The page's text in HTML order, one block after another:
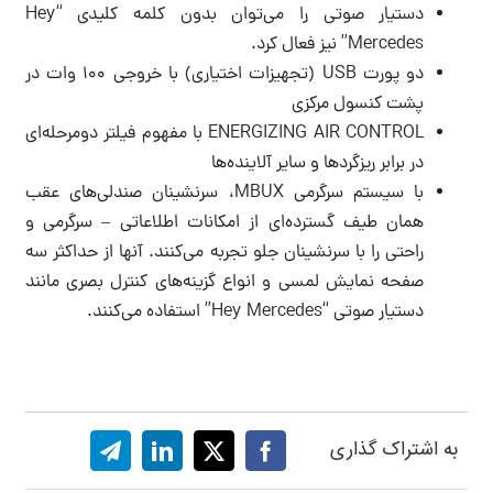
دستیار صوتی را می‌توان بدون کلمه کلیدی “Hey
Mercedes” نیز فعال کرد.
دو پورت USB (تجهیزات اختیاری) با خروجی 100 وات در
پشت کنسول مرکزی
ENERGIZING AIR CONTROL با مفهوم فیلتر دومرحله‌ای
در برابر ریزگردها و سایر آلاینده‌ها
با سیستم سرگرمی MBUX، سرنشینان صندلی‌های عقب
همان طیف گسترده‌ای از امکانات اطلاعاتی – سرگرمی و
راحتی را با سرنشینان جلو تجربه می‌کنند. آنها از حداکثر سه
صفحه نمایش لمسی و انواع گزینه‌های کنترل بصری مانند
دستیار صوتی “Hey Mercedes” استفاده می‌کنند.
به اشتراک گذاری